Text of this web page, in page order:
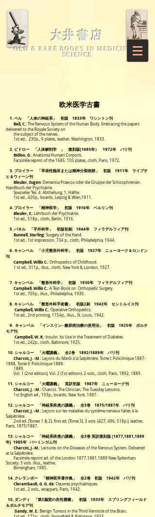
​大井書店
OLD & RARE BOOKS IN MEDICINE &
SCIENCE
欧米医学古書
1.ベル 「人体の神経系」 初版 1833年 ワシントン刊
Bell, C.: The Nervous System of the Human Body. Embracing the papers
delivered to the Royale Society on
the subject of the nerves.
1st ed., 230p., 9 plates, leather, Washington, 1833.
2. ビドロー 「人体解剖学 」 復刻版(1685年） 1972年 パリ刊
Bidloo, G.: Anatomia Humani Corporis.
Facsimile reprint of the 1685. 105 plates, cloth, Paris, 1972.
3. ブロイラー 「早発性痴呆または精神分裂病群」 初版 1911年 ライプチ
ヒ＆ウィーン刊
Bleuler, Eugen: Dementia Praecox oder die Gruppe der Schizophrenien.
Handbuch der Psychiatrie.
Spezieller Teil, 4. Abtheilung, 1. Hälfte.
1st ed., 420p., boards, Leipzig & Wien,1911.
4. ブロイラー 「精神医学」 初版 1916年 ベルリン刊
Bleuler, E.: Lehrbuch der Psychiatrie.
1st ed., 518p., cloth, Berlin, 1916.
5. バネル 「手外科学」 初版初刷 1944年 フィラデルフィア刊
Bunnell, Sterling: Surgery of the Hand.
1st ed., 1st impression. 734 p., cloth, Philadelphia, 1944.
6. キャンベル 「小児整形外科学」 初版 1927年 ニューヨーク＆ロンドン
刊
Campbell, Willis C.: Orthopedics of Childhood.
1 st ed., 311p., illus., cloth, New York & London, 1927.
7. キャンベル 「整形外科学」 初版 1930年 フィラデルフィア刊
Campbell, Willis C.: A Text-Book on Orthopedic Surgery.
1st ed., 705p., illus., Philadelphia, 1930.
8. キャンベル 「整形外科手術書」 初版2刷 1942年 セントルイス刊
Campbell, Willis C.: Operative Orthopedics.
1st ed., 2nd printing, 1154p., illus., St. Louis, 1942.
9. キャンベル 「インスリン─糖尿病治療の使用法」 初版 1925年 ボルチ
モア刊
Campbell, W. R.: Insulin. Its Use in the Treatment of Diabetes.
1st ed., 242p., cloth, Baltimore, 1925.
10. シャルコー 「火曜講義」 全2巻 1892/1889年 パリ刊
Charcot, J. -M.: Leçons du Mardi à la Salpêtrière. Tome I: Policlinique 1887-
1888, Tome II: Policlinique 1888-
1889.
Vol. 1 (2nd edition), Vol. 2 (1st edition). 2 vols., cloth, Paris, 1892, 1889.
11. シャルコー 「火曜講義」 英訳初版 1987年 ニューヨーク刊
Charcot, J. -M.: Charcot. The Clinician, The Tuesday Lessons.
1st English ed., 193p., boards, New York, 1987.
12. シャルコー 「神経系疾患の講義」 全3巻 1875/1887年 パリ刊
Charcot, J. -M.: Leçons sur les maladies du système nerveux faites à la
Salpétrière.
2nd ed. (Tomes 1 & 2), first ed. (Tome 3), 3 vols. (427, 496, 518p.), leather,
Paris, 1875/1887.
13. シャルコー 「神経系疾患の講義」 全3巻 英訳復刻版 (1877,1881,1889
年) 1985年 バーミンガム刊
Charcot, J.-M.: Lectures on the Diseases of the Nervous System. Delivered
at la Salpêtrière.
Facsimile reprint ed. of the London 1877,1881,1889 New Sydenham
Society. 3 vols. illus., leather,
Birmingham, 1985.
14. クレランボー 「精神医学著作集」 全2巻 初版 1942年 パリ刊
Clerambault, G. G. de: Oeuvres psychiatriques.
1st ed., 2 vols., wrappers, Paris, 1942.
15. ダンディ 「第3脳室の良性腫瘍」 初版 1933年 スプリングフィールド
＆ボルチモア刊
Dandy, W. E.: Benign Tumors in the Third Ventricle of the Brain.